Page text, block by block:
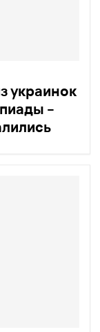
украинок
–